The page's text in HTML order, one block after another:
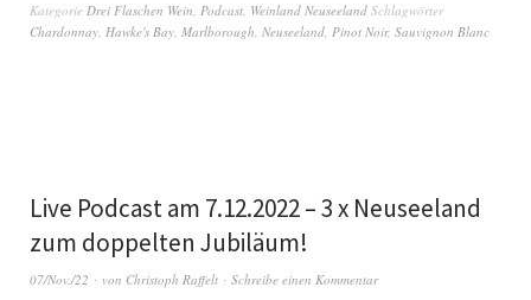
Kategorie Drei Flaschen Wein, Podcast, Weinland Neuseeland Schlagwörter
Chardonnay, Hawke's Bay, Marlborough, Neuseeland, Pinot Noir, Sauvignon Blanc
Live Podcast am 7.12.2022 – 3 x Neuseeland
zum doppelten Jubiläum!
07/Nov./22 von Christoph Raffelt Schreibe einen Kommentar